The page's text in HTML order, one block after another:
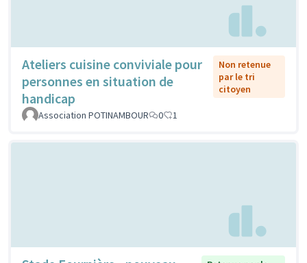
Ateliers cuisine conviviale pour
personnes en situation de
handicap
Non retenue
par le tri
citoyen
Association POTINAMBOUR 0 1